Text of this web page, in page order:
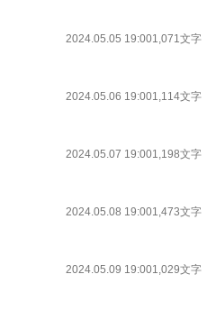
2024.05.05 19:001,071文字
2024.05.06 19:001,114文字
2024.05.07 19:001,198文字
2024.05.08 19:001,473文字
2024.05.09 19:001,029文字